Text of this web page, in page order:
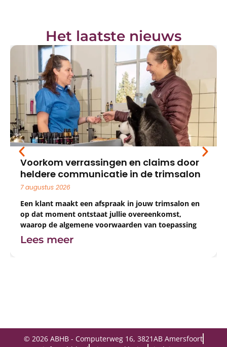
Het laatste nieuws
Conceptverslag extra ALV van 1 juli nu
online beschikbaar
24 juli 2026
Het conceptverslag van de extra Algemene
Ledenvergadering (ALV) van 1 juli is vanaf nu digitaal
in te zien voor leden.
Lees meer
© 2026 ABHB - Computerweg 16, 3821AB Amersfoort